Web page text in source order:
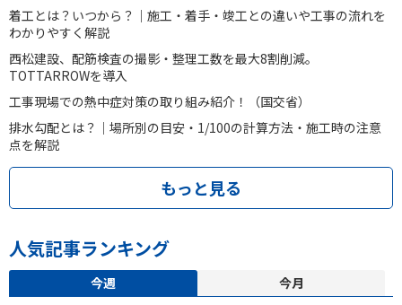
着工とは？いつから？｜施工・着手・竣工との違いや工事の流れを
わかりやすく解説
西松建設、配筋検査の撮影・整理工数を最大8割削減。
TOTTARROWを導入
工事現場での熱中症対策の取り組み紹介！（国交省）
排水勾配とは？｜場所別の目安・1/100の計算方法・施工時の注意
点を解説
もっと見る
人気記事ランキング
今週
今月